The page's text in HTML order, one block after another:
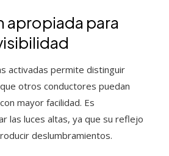
apropiada para
activadas permite distinguir
otros conductores puedan
mayor facilidad. Es
las luces altas, ya que su reflejo
deslumbramientos.